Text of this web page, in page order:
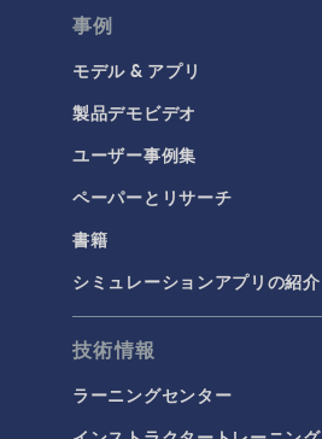
事例
モデル & アプリ
製品デモビデオ
ユーザー事例集
ペーパーとリサーチ
書籍
シミュレーションアプリの紹介
技術情報
ラーニングセンター